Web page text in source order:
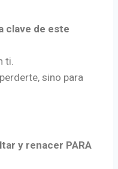
clave de este
ti.
sino para
y renacer PARA